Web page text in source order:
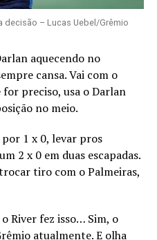
decisão – Lucas Uebel/Grêmio
aquecendo no
cansa. Vai com o
for preciso, usa o Darlan
no meio.
1 x 0, levar pros
2 x 0 em duas escapadas.
tiro com o Palmeiras,
River fez isso… Sim, o
atualmente. E olha